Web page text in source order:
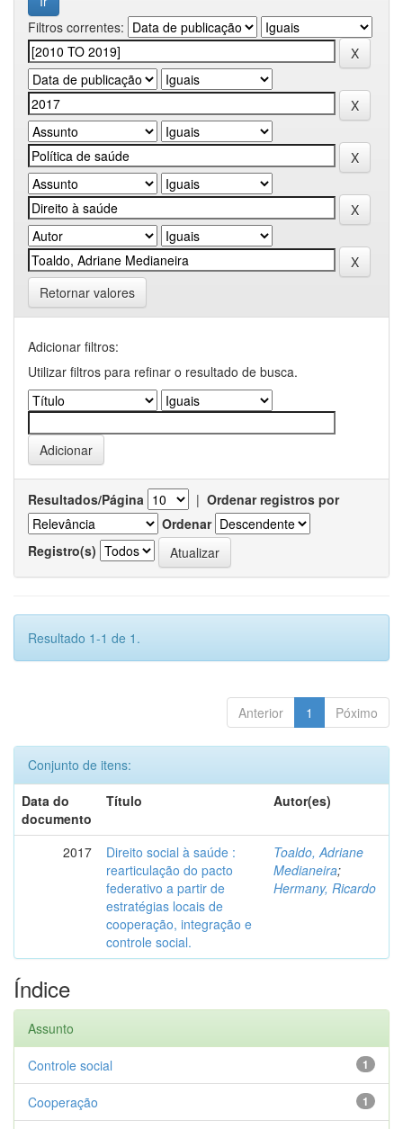
Filtros correntes:
Retornar valores
Adicionar filtros:
Utilizar filtros para refinar o resultado de busca.
Resultados/Página | Ordenar registros por
Ordenar
Registro(s)
Resultado 1-1 de 1.
Anterior 1 Póximo
Conjunto de itens:
Data do
documento
Título Autor(es)
2017
Direito social à saúde :
rearticulação do pacto
federativo a partir de
estratégias locais de
cooperação, integração e
controle social.
Toaldo, Adriane
Medianeira;
Hermany, Ricardo
Índice
Assunto
1
Controle social
1
Cooperação